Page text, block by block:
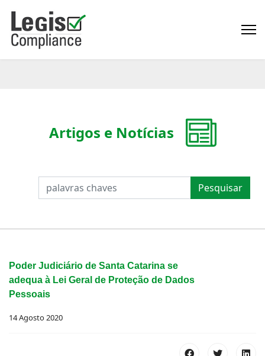
PESQUISAR Pesquisar
Artigos e Notícias
Poder Judiciário de Santa Catarina se
adequa à Lei Geral de Proteção de Dados
Pessoais
14 Agosto 2020